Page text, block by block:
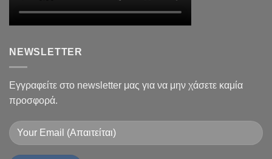
NEWSLETTER
Εγγραφείτε στο newsletter μας για να μην χάσετε καμία
προσφορά.